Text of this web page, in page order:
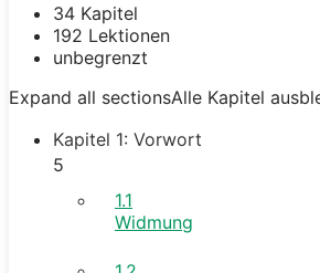
34 Kapitel
192 Lektionen
unbegrenzt
Expand all sectionsAlle Kapitel
Kapitel 1: Vorwort
5
1.1
Widmung